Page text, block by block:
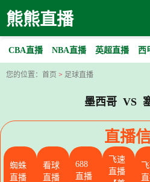
熊熊直播
CBA直播 NBA直播 英超直播 西
您的位置： 首页 > 足球直播
墨西哥 VS
直播
蜘蛛
直播
看球
直播
688
直播
飞速
直播